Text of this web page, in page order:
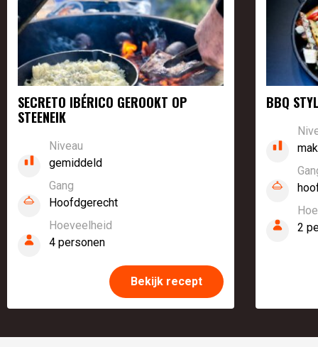
SECRETO IBÉRICO GEROOKT OP
STEENEIK
Niveau
gemiddeld
Gang
Hoofdgerecht
Hoeveelheid
4 personen
Bekijk recept
BBQ
2